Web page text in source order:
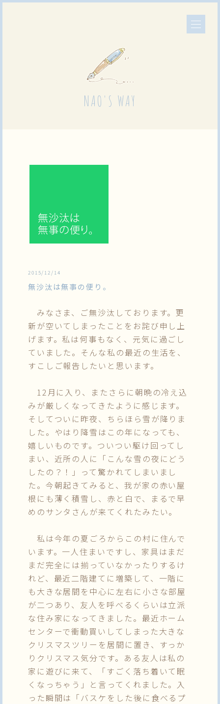
NAO'S WAY
2015/12/14
無沙汰は無事の便り。
みなさま、ご無沙汰しております。更
新が空いてしまったことをお詫び申し上
げます。私は何事もなく、元気に過ごし
ていました。そんな私の最近の生活を、
すこしご報告したいと思います。
12月に入り、またさらに朝晩の冷え込
みが厳しくなってきたように感じます。
そしてついに昨夜、ちらほら雪が降りま
した。やはり降雪はこの年になっても、
嬉しいものです。ついつい駆け回ってし
まい、近所の人に「こんな雪の夜にどう
したの？！」って驚かれてしまいまし
た。今朝起きてみると、我が家の赤い屋
根にも薄く積雪し、赤と白で、まるで早
めのサンタさんが来てくれたみたい。
私は今年の夏ごろからこの村に住んで
います。一人住まいですし、家具はまだ
まだ完全には揃っていなかったりするけ
れど、最近二階建てに増築して、一階に
も大きな居間を中心に左右に小さな部屋
が二つあり、友人を呼べるくらいは立派
な住み家になってきました。最近ホーム
センターで衝動買いしてしまった大きな
クリスマスツリーを居間に置き、すっか
りクリスマス気分です。ある友人は私の
家に遊びに来て、「すごく落ち着いて眠
くなっちゃう」と言ってくれました。入
った瞬間は「バスケをした後に食べるプ